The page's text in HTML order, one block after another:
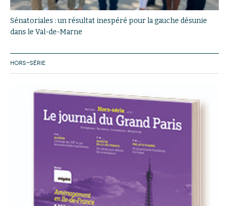
Sénatoriales : un résultat inespéré pour la gauche désunie
dans le Val-de-Marne
HORS-SÉRIE